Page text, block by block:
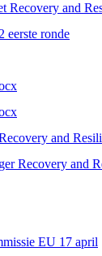
Recovery and
eerste ronde
and
Recovery and
EU 17 april